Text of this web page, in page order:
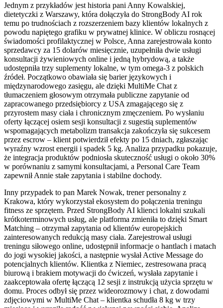
Jednym z przykładów jest historia pani Anny Kowalskiej,
dietetyczki z Warszawy, która dołączyła do StrongBody AI rok
temu po trudnościach z rozszerzeniem bazy klientów lokalnych z
powodu napiętego grafiku w prywatnej klinice. W obliczu rosnącej
świadomości profilaktycznej w Polsce, Anna zarejestrowała konto
sprzedawcy za 15 dolarów miesięcznie, uzupełniła dwie usługi
konsultacji żywieniowych online i jedną hybrydową, a także
udostępniła trzy suplementy lokalne, w tym omega-3 z polskich
źródeł. Początkowo obawiała się barier językowych i
międzynarodowego zasięgu, ale dzięki MultiMe Chat z
tłumaczeniem głosowym otrzymała publiczne zapytanie od
zapracowanego przedsiębiorcy z USA zmagającego się z
przyrostem masy ciała i chronicznym zmęczeniem. Po wysłaniu
oferty łączącej osiem sesji konsultacji z sugestią suplementów
wspomagających metabolizm transakcja zakończyła się sukcesem
przez escrow – klient potwierdził efekty po 15 dniach, zgłaszając
wyraźny wzrost energii i spadek 5 kg. Analiza przypadku pokazuje,
że integracja produktów podniosła skuteczność usługi o około 30%
w porównaniu z samymi konsultacjami, a Personal Care Team
zapewnił Annie stałe zapytania i stabilne dochody.
Inny przypadek to pan Marek Nowak, trener personalny z
Krakowa, który wykorzystał ekosystem do połączenia treningu
fitness ze sprzętem. Przed StrongBody AI klienci lokalni szukali
krótkoterminowych usług, ale platforma zmieniła to dzięki Smart
Matching – otrzymał zapytania od klientów europejskich
zainteresowanych redukcją masy ciała. Zarejestrował usługi
treningu siłowego online, udostępnił informacje o hantlach i matach
do jogi wysokiej jakości, a następnie wysłał Active Message do
potencjalnych klientów. Klientka z Niemiec, zestresowana pracą
biurową i brakiem motywacji do ćwiczeń, wysłała zapytanie i
zaakceptowała ofertę łączącą 12 sesji z instrukcją użycia sprzętu w
domu. Proces odbył się przez wideorozmowy i chat, z dowodami
zdjęciowymi w MultiMe Chat – klientka schudła 8 kg w trzy